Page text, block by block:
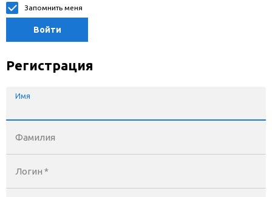
Запомнить меня
Войти
Регистрация
Имя
Фамилия
Логин *